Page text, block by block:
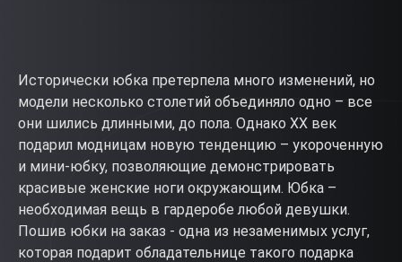
Исторически юбка претерпела много изменений, но
модели несколько столетий объединяло одно – все
они шились длинными, до пола. Однако XX век
подарил модницам новую тенденцию – укороченную
и мини-юбку, позволяющие демонстрировать
красивые женские ноги окружающим. Юбка –
необходимая вещь в гардеробе любой девушки.
Пошив юбки на заказ - одна из незаменимых услуг,
которая подарит обладательнице такого подарка